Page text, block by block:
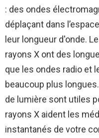
: des ondes
déplaçant dans
leur longueur d'onde.
rayons X ont des
que les ondes radio et
beaucoup plus
de lumière sont utiles
rayons X aident les
instantanés de votre